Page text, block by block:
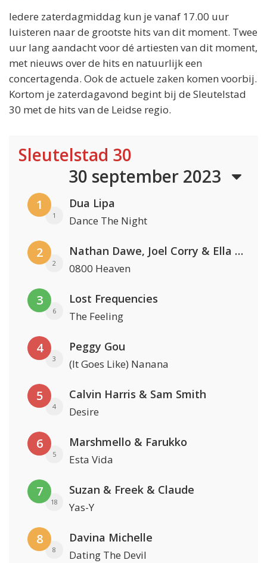
Iedere zaterdagmiddag kun je vanaf 17.00 uur
luisteren naar de grootste hits van dit moment. Twee
uur lang aandacht voor dé artiesten van dit moment,
met nieuws over de hits en natuurlijk een
concertagenda. Ook de actuele zaken komen voorbij.
Kortom je zaterdagavond begint bij de Sleutelstad
30 met de hits van de Leidse regio.
Sleutelstad 30
30 september 2023
1
1
Dua Lipa
Dance The Night
2
2
Nathan Dawe, Joel Corry & Ella Henderson
0800 Heaven
3
6
Lost Frequencies
The Feeling
4
3
Peggy Gou
(It Goes Like) Nanana
5
4
Calvin Harris & Sam Smith
Desire
6
5
Marshmello & Farukko
Esta Vida
7
18
Suzan & Freek & Claude
Yas-Y
8
8
Davina Michelle
Dating The Devil